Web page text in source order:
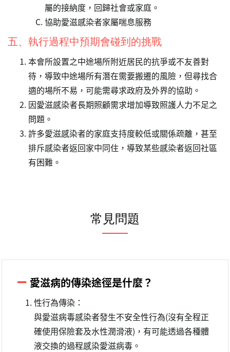
屬的接納度，回歸社會或家庭。
協助愛滋感染者家屬喘息服務
五、執行過程中預期會碰到的挑戰
本會所設置之中途場所附近居民的抗爭或不友善對
待，導致中途場所有潛在需要搬遷的風險，但尋找合
適的場所不易，可能需尋求政府及外界的協助。
因愛滋感染者長期照顧需求增加導致照護人力不足之
問題。
許多愛滋感染者的家庭支持度較低或關係疏離，甚至
排斥感染者返回家中同住，導致某些感染者返回社區
有困難。
常見問題
愛滋病的傳染途徑是什麼？
性行為傳染：
與愛滋病毒感染者發生不安全性行為(沒有全程正
確使用保險套及水性潤滑液)，有可能透過各種體
液交換的過程感染愛滋病毒。